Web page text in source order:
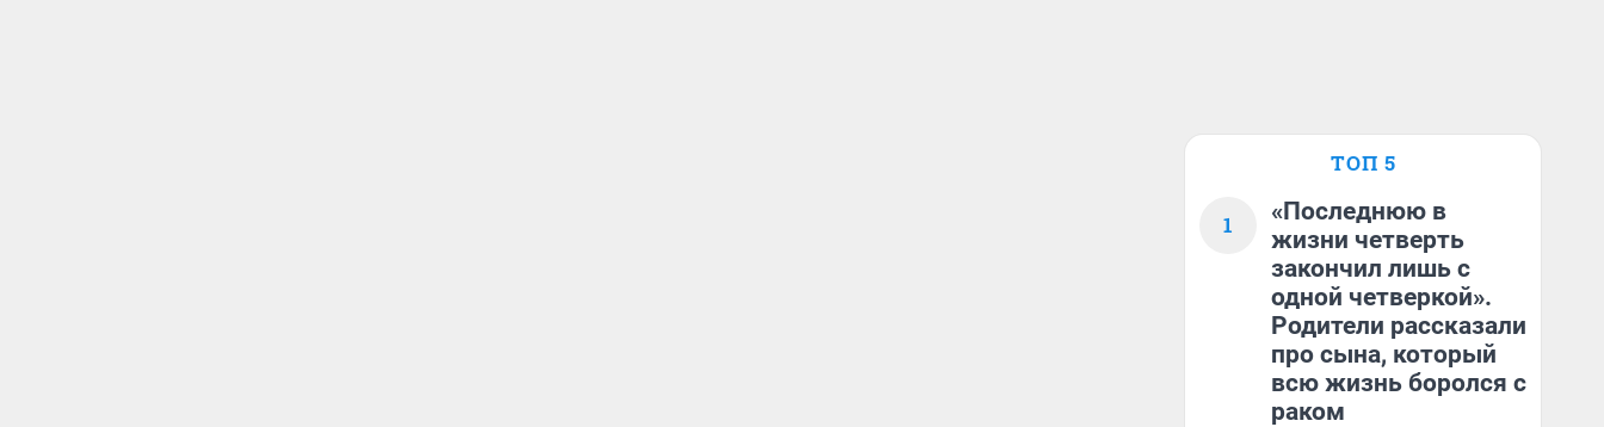
ТОП 5
1
«Последнюю в
жизни четверть
закончил лишь с
одной четверкой».
Родители рассказали
про сына, который
всю жизнь боролся с
раком